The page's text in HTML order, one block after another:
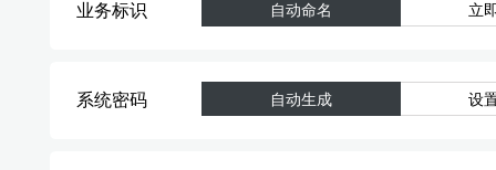
业务标识 自动命名 立
系统密码 自动生成 设